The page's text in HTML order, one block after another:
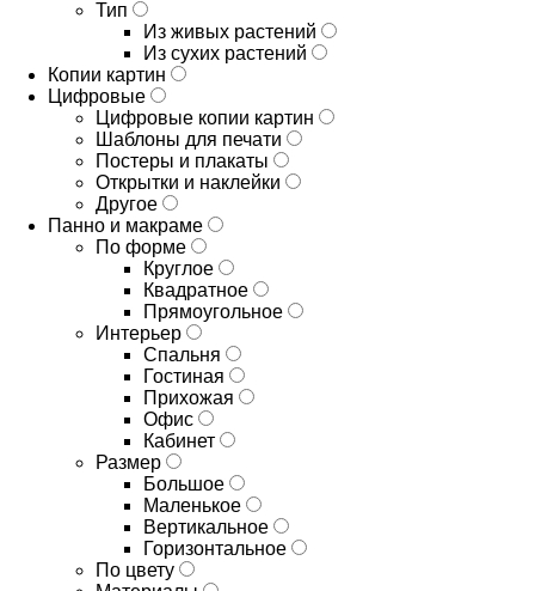
Тип
Из живых растений
Из сухих растений
Копии картин
Цифровые
Цифровые копии картин
Шаблоны для печати
Постеры и плакаты
Открытки и наклейки
Другое
Панно и макраме
По форме
Круглое
Квадратное
Прямоугольное
Интерьер
Спальня
Гостиная
Прихожая
Офис
Кабинет
Размер
Большое
Маленькое
Вертикальное
Горизонтальное
По цвету